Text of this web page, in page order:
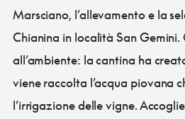
Marsciano, l’allevamento e la
Chianina in località San
all’ambiente: la cantina ha
viene raccolta l’acqua piovana
l’irrigazione delle vigne.